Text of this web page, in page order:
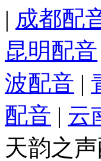
| 成都配
昆明配音
波配音 |
配音 | 云
天韵之